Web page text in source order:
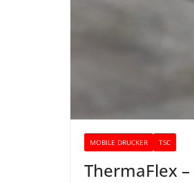
MOBILE DRUCKER TSC
ThermaFlex